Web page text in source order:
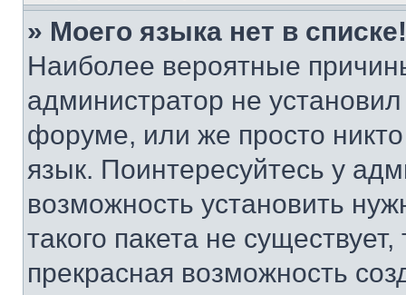
» Моего языка нет в списке!
Наиболее вероятные
администратор не
форуме, или же просто
язык. Поинтересуйтесь у
возможность установить
такого пакета не
прекрасная возможность